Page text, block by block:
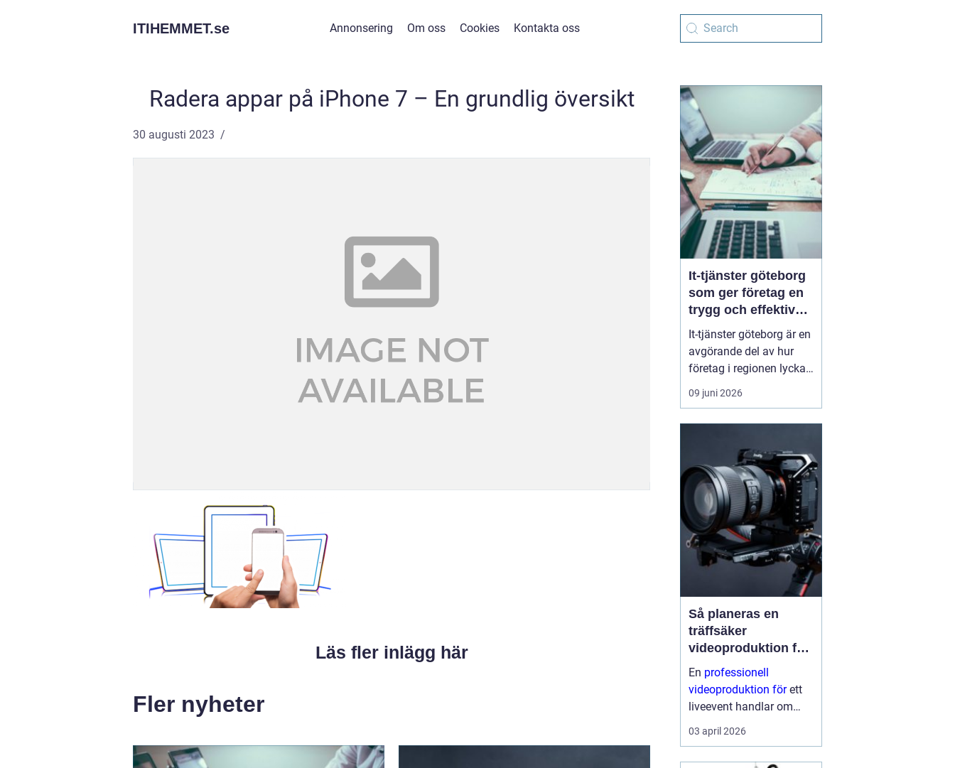
ITIHEMMET.se Annonsering Om oss Cookies Kontakta oss
Radera appar på iPhone 7 – En grundlig översikt
30 augusti 2023
Läs fler inlägg här
Fler nyheter
It-tjänster göteborg
som ger företag en
trygg och effektiv
vardag
It-tjänster göteborg är en
avgörande del av hur
företag i regionen lyckas
skapa en säker, stabil
och effektiv digital
blir arbetsdagen
smidigare, personalen
mindre stressad och
kunderna mer nöjda.
Många verks...
09 juni 2026
Så planeras en
träffsäker
videoproduktion för
liveevent
En professionell
videoproduktion förett
liveevent handlar om
långt mer än kameror
och skärmar. Den avgör
03 april 2026